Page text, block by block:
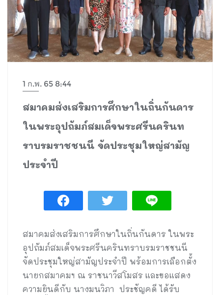
1 ก.พ. 65 8:44
สมาคมส่งเสริมการศึกษาในถิ่นกันดาร
ในพระอุปถัมภ์สมเด็จพระศรีนครินท
ราบรมราชชนนี จัดประชุมใหญ่สามัญ
ประจำปี
สมาคมส่งเสริมการศึกษาในถิ่นกันดาร ในพระ
อุปถัมภ์สมเด็จพระศรีนครินทราบรมราชชนนี
จัดประชุมใหญ่สามัญประจำปี พร้อมการเลือกตั้ง
นายกสมาคมฯ ณ ราชนาวีสโมสร และขอแสดง
ความยินดีกับ นางมนวิภา ประชัญคดี ได้รับ